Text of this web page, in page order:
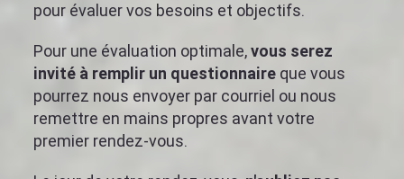
pour évaluer vos besoins et objectifs.
Pour une évaluation optimale,vous serez
invité à remplir un questionnaire que vous
pourrez nous envoyer par courriel ou nous
remettre en mains propres avant votre
premier rendez-vous.